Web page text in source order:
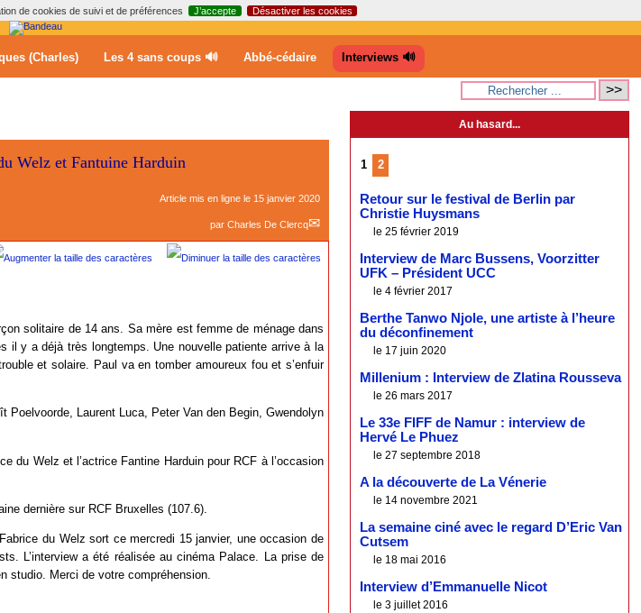
de cookies de suivi et de préférences J’accepte Désactiver les cookies
(Charles) Les 4 sans coups 🔊 Abbé-cédaire Interviews 🔊
Welz et Fantuine Harduin
Article mis en ligne le 15 janvier 2020
par Charles De Clercq
solitaire de 14 ans. Sa mère est femme de ménage dans
il y a déjà très longtemps. Une nouvelle patiente arrive à la
et solaire. Paul va en tomber amoureux fou et s’enfuir
Poelvoorde, Laurent Luca, Peter Van den Begin, Gwendolyn
du Welz et l’actrice Fantine Harduin pour RCF à l’occasion
dernière sur RCF Bruxelles (107.6).
du Welz sort ce mercredi 15 janvier, une occasion de
L’interview a été réalisée au cinéma Palace. La prise de
studio. Merci de votre compréhension.
Au hasard...
1 2
Retour sur le festival de Berlin par
Christie Huysmans
le 25 février 2019
Interview de Marc Bussens, Voorzitter
UFK – Président UCC
le 4 février 2017
Berthe Tanwo Njole, une artiste à l’heure
du déconfinement
le 17 juin 2020
Millenium : Interview de Zlatina Rousseva
le 26 mars 2017
Le 33e FIFF de Namur : interview de
Hervé Le Phuez
le 27 septembre 2018
A la découverte de La Vénerie
le 14 novembre 2021
La semaine ciné avec le regard D’Eric Van
Cutsem
le 18 mai 2016
Interview d’Emmanuelle Nicot
le 3 juillet 2016